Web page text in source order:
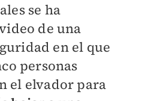
se ha
de una
en el que
personas
el elvador para